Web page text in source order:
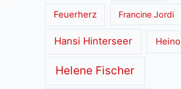
Feuerherz Francine Jordi
Hansi Hinterseer Heino
Helene Fischer